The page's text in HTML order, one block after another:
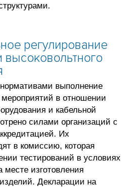
регулирование
высоковольтного
выполнение
в отношении
и кабельной
силами организаций с
Их
в комиссию, которая
тестирований в условиях
изготовления
Декларации на